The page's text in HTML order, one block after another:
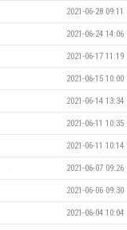
2021-06-28 09:11
2021-06-24 14:06
2021-06-17 11:19
2021-06-15 10:00
2021-06-14 13:34
2021-06-11 10:35
2021-06-11 10:14
2021-06-07 09:26
2021-06-06 09:30
2021-06-04 10:04